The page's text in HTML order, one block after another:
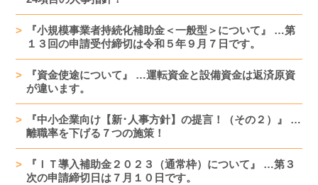
『小規模事業者持続化補助金＜一般型＞について』 …第
１３回の申請受付締切は令和５年９月７日です。
『資金使途について』 …運転資金と設備資金は返済原資
が違います。
『中小企業向け【新･人事方針】の提言！（その２）』 …
離職率を下げる７つの施策！
『ＩＴ導入補助金２０２３（通常枠）について』 …第３
次の申請締切日は７月１０日です。